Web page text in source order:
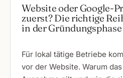
Website oder Google-
zuerst? Die richtige
in der Gründungsphase
Für lokal tätige Betriebe
vor der Website. Warum